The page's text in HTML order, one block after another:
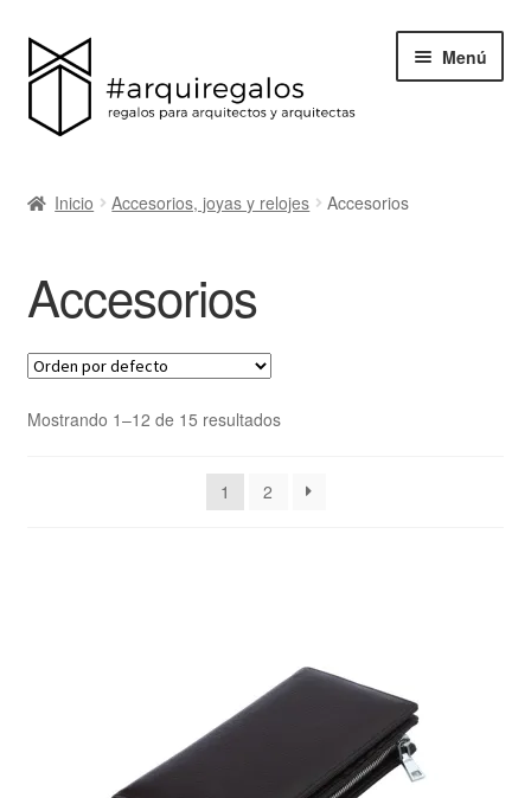
Menú
BLACK FRIDAY
Blog
Acerca de ArquiRegalos
Inicio Accesorios, joyas y relojes Accesorios
Accesorios
Mostrando 1–12 de 15 resultados
1 2